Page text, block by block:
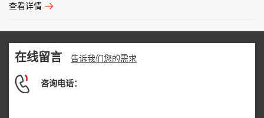
查看详情
在线留言 告诉我们您的需求
咨询电话：